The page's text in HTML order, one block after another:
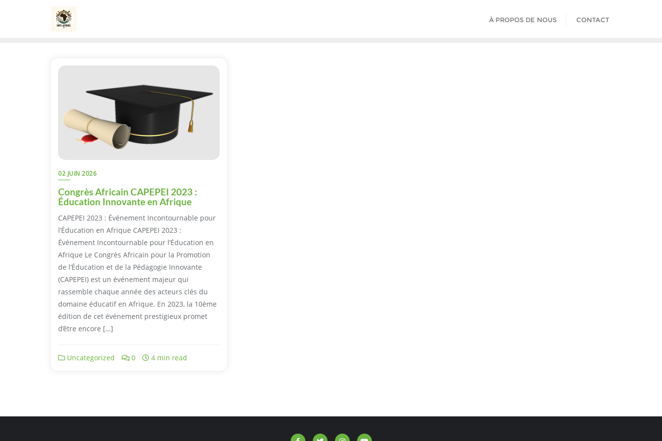
À PROPOS DE NOUS CONTACT
02 JUIN 2026
Congrès Africain CAPEPEI 2023 :
Éducation Innovante en Afrique
CAPEPEI 2023 : Événement Incontournable pour
l’Éducation en Afrique CAPEPEI 2023 :
Événement Incontournable pour l’Éducation en
Afrique Le Congrès Africain pour la Promotion
de l’Éducation et de la Pédagogie Innovante
(CAPEPEI) est un événement majeur qui
rassemble chaque année des acteurs clés du
domaine éducatif en Afrique. En 2023, la 10ème
édition de cet événement prestigieux promet
d’être encore […]
Uncategorized 0 4 min read